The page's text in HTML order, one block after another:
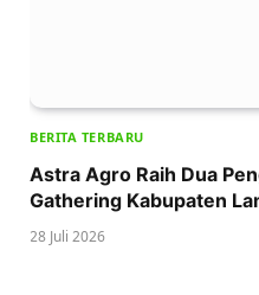
BERITA TERBARU
Astra Agro Raih Dua
Gathering Kabupaten
28 Juli 2026